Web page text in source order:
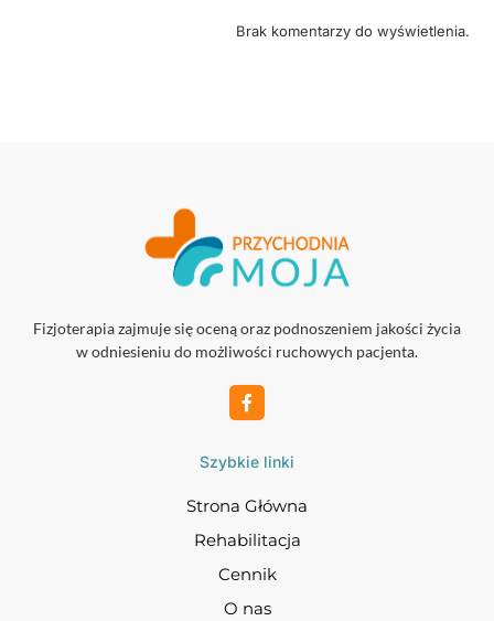
Brak komentarzy do wyświetlenia.
Fizjoterapia zajmuje się oceną oraz podnoszeniem jakości życia
w odniesieniu do możliwości ruchowych pacjenta.
Szybkie linki
Strona Główna
Rehabilitacja
Cennik
O nas